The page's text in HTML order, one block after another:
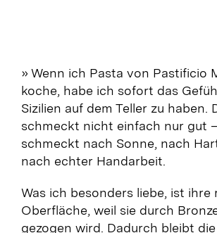
»Wenn ich Pasta von Pastificio
koche, habe ich sofort das
Sizilien auf dem Teller zu haben.
schmeckt nicht einfach nur gut
schmeckt nach Sonne, nach
nach echter Handarbeit.
Was ich besonders liebe, ist ihre
Oberfläche, weil sie durch
gezogen wird. Dadurch bleibt die